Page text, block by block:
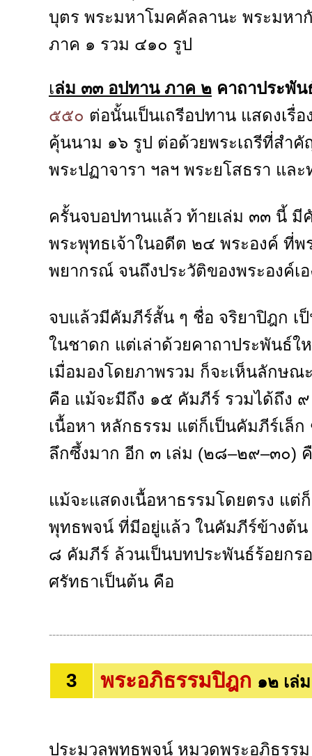
บุตร พระมหาโมคคัลลานะ พระมหา
ภาค ๑ รวม ๔๑๐ รูป
เล่ม ๓๓ อปทาน ภาค ๒ คาถาประพัน
๕๕๐ ต่อนั้นเป็นเถรีอปทาน แสดงเรื่อ
คุ้นนาม ๑๖ รูป ต่อด้วยพระเถรีที่สำ
พระปฏาจารา ฯลฯ พระยโสธรา แล
ครั้นจบอปทานแล้ว ท้ายเล่ม ๓๓ นี้ มี
พระพุทธเจ้าในอดีต ๒๔ พระองค์ ที่พ
พยากรณ์ จนถึงประวัติของพระองค์เ
จบแล้วมีคัมภีร์สั้น ๆ ชื่อ จริยาปิฎก เ
ในชาดก แต่เล่าด้วยคาถาประพันธ์
เมื่อมองโดยภาพรวม ก็จะเห็นลักษ
คือ แม้จะมีถึง ๑๕ คัมภีร์ รวมได้ถึง
เนื้อหา หลักธรรม แต่ก็เป็นคัมภีร์เล็
ลึกซึ้งมาก อีก ๓ เล่ม (๒๘–๒๙–๓๐)
แม้จะแสดงเนื้อหาธรรมโดยตรง แต่
พุทธพจน์ ที่มีอยู่แล้ว ในคัมภีร์ข้างต้น
๘ คัมภีร์ ล้วนเป็นบทประพันธ์ร้อยกรอ
ศรัทธาเป็นต้น คือ
3 พระอภิธรรมปิฎก ๑๒ เล่
ประมวลพุทธพจน์ หมวดพระอภิธรร